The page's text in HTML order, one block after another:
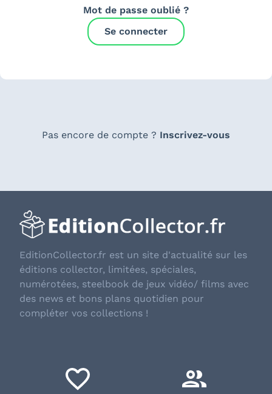
Mot de passe oublié ?
Se connecter
Pas encore de compte ? Inscrivez-vous
EditionCollector.fr est un site d'actualité sur les
éditions collector, limitées, spéciales,
numérotées, steelbook de jeux vidéo/ films avec
des news et bons plans quotidien pour
compléter vos collections !